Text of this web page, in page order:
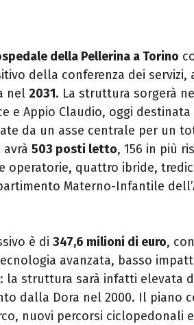
della Pellerina a Torino
della conferenza dei servizi,
nel 2031. La struttura sorgerà
e Appio Claudio, oggi
da un asse centrale per un
503 posti letto, 156 in più
operatorie, quattro ibride,
Materno-Infantile
è di 347,6 milioni di euro,
avanzata, basso
la struttura sarà infatti elevata
dalla Dora nel 2000. Il piano
nuovi percorsi ciclopedonali